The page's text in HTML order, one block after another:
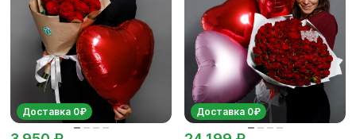
Доставка 0₽ Доставка 0₽